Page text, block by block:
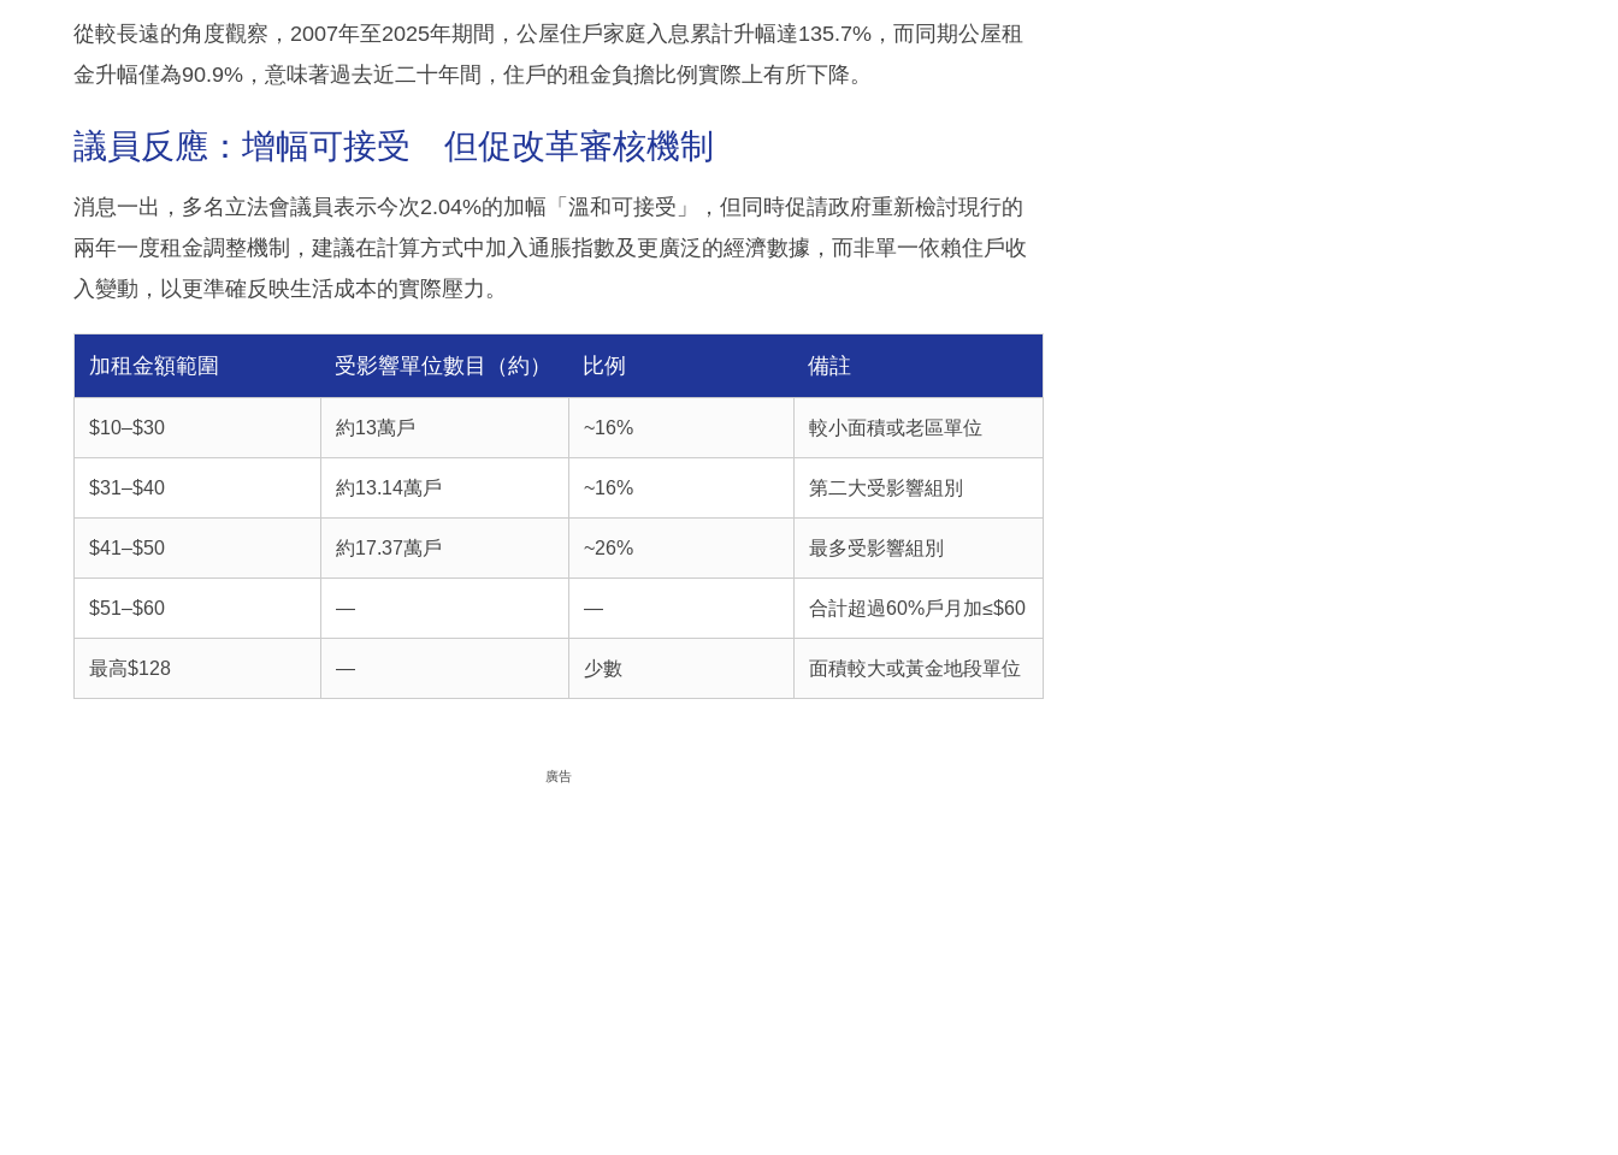
從較長遠的角度觀察，2007年至2025年期間，公屋住戶家庭入息累計升幅達135.7%，而同期公屋租
金升幅僅為90.9%，意味著過去近二十年間，住戶的租金負擔比例實際上有所下降。
議員反應：增幅可接受 但促改革審核機制
消息一出，多名立法會議員表示今次2.04%的加幅「溫和可接受」，但同時促請政府重新檢討現行的
兩年一度租金調整機制，建議在計算方式中加入通脹指數及更廣泛的經濟數據，而非單一依賴住戶收
入變動，以更準確反映生活成本的實際壓力。
加租金額範圍 受影響單位數目（約） 比例 備註
$10–$30 約13萬戶 ~16% 較小面積或老區單位
$31–$40 約13.14萬戶 ~16% 第二大受影響組別
$41–$50 約17.37萬戶 ~26% 最多受影響組別
$51–$60 — — 合計超過60%戶月加≤$60
最高$128 — 少數 面積較大或黃金地段單位
廣告